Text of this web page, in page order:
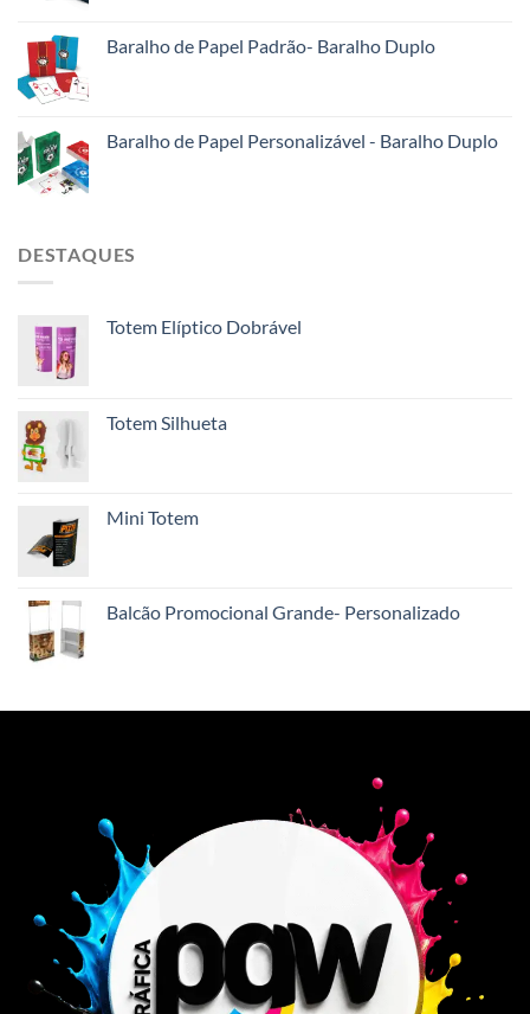
Baralho de Papel Padrão- Baralho Duplo
Baralho de Papel Personalizável - Baralho Duplo
DESTAQUES
Totem Elíptico Dobrável
Totem Silhueta
Mini Totem
Balcão Promocional Grande- Personalizado